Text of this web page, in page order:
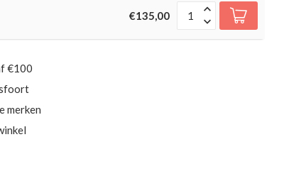
€135,00
€100
merken